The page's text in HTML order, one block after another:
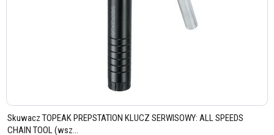
Skuwacz TOPEAK PREPSTATION KLUCZ SERWISOWY: ALL SPEEDS
CHAIN TOOL (wsz...